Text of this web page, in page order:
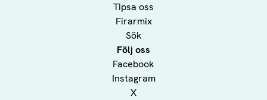
Tipsa oss
Firarmix
Sök
Följ oss
Facebook
Instagram
X